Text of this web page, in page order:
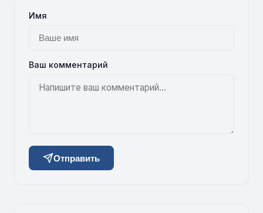
Имя
Ваш комментарий
Отправить